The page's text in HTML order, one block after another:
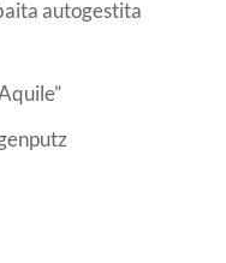
autogestita